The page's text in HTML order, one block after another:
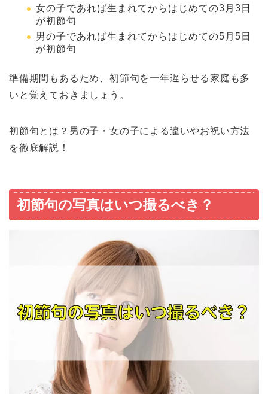
女の子であれば生まれてからはじめての3月3日
が初節句
男の子であれば生まれてからはじめての5月5日
が初節句
準備期間もあるため、初節句を一年遅らせる家庭も多
いと覚えておきましょう。
初節句とは？男の子・女の子による違いやお祝い方法
を徹底解説！
初節句の写真はいつ撮るべき？